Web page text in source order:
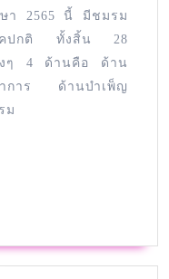
ษา 2565 นี้ มีชมรม
าคปกติ ทั้งสิ้น 28
งๆ 4 ด้านคือ ด้าน
การ ด้านบำเพ็ญ
ม